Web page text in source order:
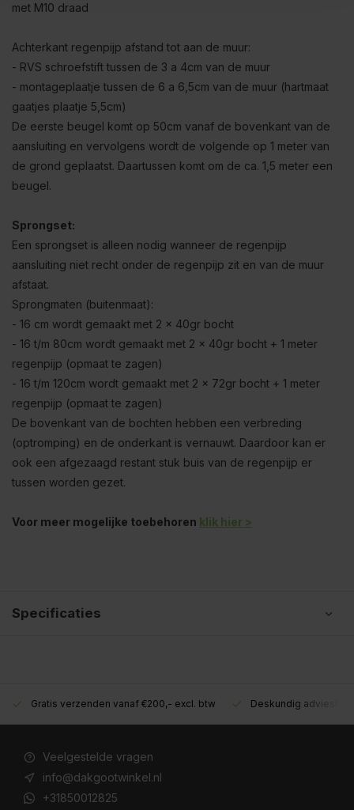
met M10 draad
Achterkant regenpijp afstand tot aan de muur:
- RVS schroefstift tussen de 3 a 4cm van de muur
- montageplaatje tussen de 6 a 6,5cm van de muur (hartmaat
gaatjes plaatje 5,5cm)
De eerste beugel komt op 50cm vanaf de bovenkant van de
aansluiting en vervolgens wordt de volgende op 1 meter van
de grond geplaatst. Daartussen komt om de ca. 1,5 meter een
beugel.
Sprongset:
Een sprongset is alleen nodig wanneer de regenpijp
aansluiting niet recht onder de regenpijp zit en van de muur
afstaat.
Sprongmaten (buitenmaat):
- 16 cm wordt gemaakt met 2 x 40gr bocht
- 16 t/m 80cm wordt gemaakt met 2 x 40gr bocht + 1 meter
regenpijp (opmaat te zagen)
- 16 t/m 120cm wordt gemaakt met 2 x 72gr bocht + 1 meter
regenpijp (opmaat te zagen)
De bovenkant van de bochten hebben een verbreding
(optromping) en de onderkant is vernauwt. Daardoor kan er
ook een afgezaagd restant stuk buis van de regenpijp er
tussen worden gezet.
Voor meer mogelijke toebehoren klik hier >
Specificaties
Gratis verzenden vanaf €200,- excl. btw Deskundig advies!
Veelgestelde vragen
info@dakgootwinkel.nl
+31850012825